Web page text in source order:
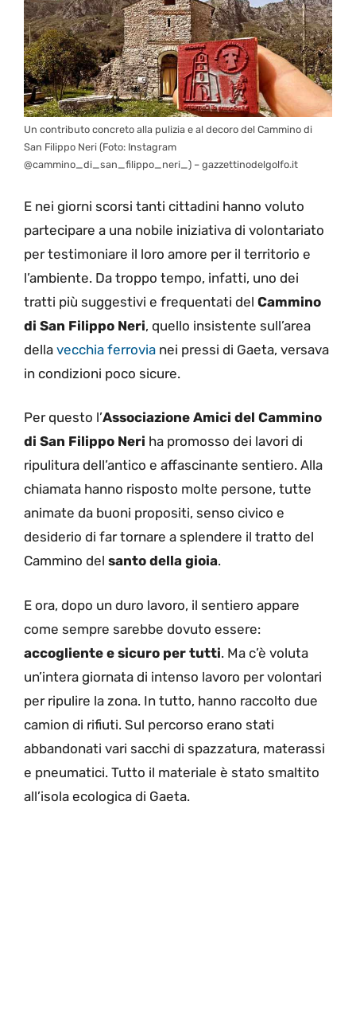
Un contributo concreto alla pulizia e al decoro del Cammino di
San Filippo Neri (Foto: Instagram
@cammino_di_san_filippo_neri_) – gazzettinodelgolfo.it
E nei giorni scorsi tanti cittadini hanno voluto
partecipare a una nobile iniziativa di volontariato
per testimoniare il loro amore per il territorio e
l’ambiente. Da troppo tempo, infatti, uno dei
tratti più suggestivi e frequentati del Cammino
di San Filippo Neri, quello insistente sull’area
della vecchia ferrovia nei pressi di Gaeta, versava
in condizioni poco sicure.
Per questo l’Associazione Amici del Cammino
di San Filippo Neri ha promosso dei lavori di
ripulitura dell’antico e affascinante sentiero. Alla
chiamata hanno risposto molte persone, tutte
animate da buoni propositi, senso civico e
desiderio di far tornare a splendere il tratto del
Cammino del santo della gioia.
E ora, dopo un duro lavoro, il sentiero appare
come sempre sarebbe dovuto essere:
accogliente e sicuro per tutti. Ma c’è voluta
un’intera giornata di intenso lavoro per volontari
per ripulire la zona. In tutto, hanno raccolto due
camion di rifiuti. Sul percorso erano stati
abbandonati vari sacchi di spazzatura, materassi
e pneumatici. Tutto il materiale è stato smaltito
all’isola ecologica di Gaeta.